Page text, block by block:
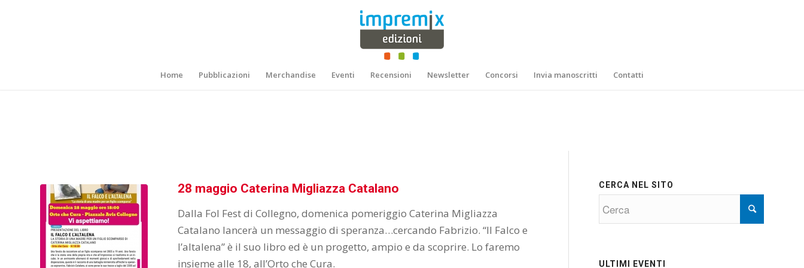
Home Pubblicazioni Merchandise Eventi Recensioni Newsletter Concorsi Invia manoscritti Contatti
28 maggio Caterina Migliazza Catalano
Dalla Fol Fest di Collegno, domenica pomeriggio Caterina Migliazza
Catalano lancerà un messaggio di speranza…cercando Fabrizio. “Il Falco e
l’altalena” è il suo libro ed è un progetto, ampio e da scoprire. Lo faremo
insieme alle 18, all’Orto che Cura.
CERCA NEL SITO
ULTIMI EVENTI